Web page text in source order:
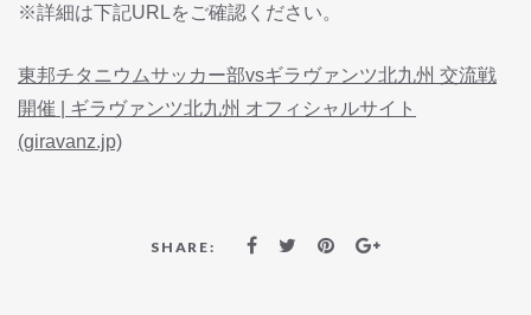
※詳細は下記URLをご確認ください。
東邦チタニウムサッカー部vsギラヴァンツ北九州 交流戦
開催 | ギラヴァンツ北九州 オフィシャルサイト
(giravanz.jp)
SHARE: